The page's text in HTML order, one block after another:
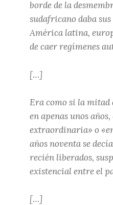
borde de la
sudafricano daba
América latina,
de caer regímenes
[…]
Era como si la mitad
en apenas unos
extraordinaria» o
años noventa se
recién liberados,
existencial entre el
[…]